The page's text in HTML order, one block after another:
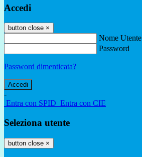
Accedi
button close ×
Nome Utente
Password
Password dimenticata?
-
Entra con SPID Entra con CIE
Seleziona utente
button close ×